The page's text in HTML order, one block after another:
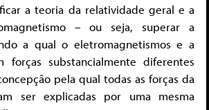
a teoria da relatividade geral e a
– ou seja, superar a
a qual o eletromagnetismos e a
forças substancialmente diferentes
pela qual todas as forças da
ser explicadas por uma mesma